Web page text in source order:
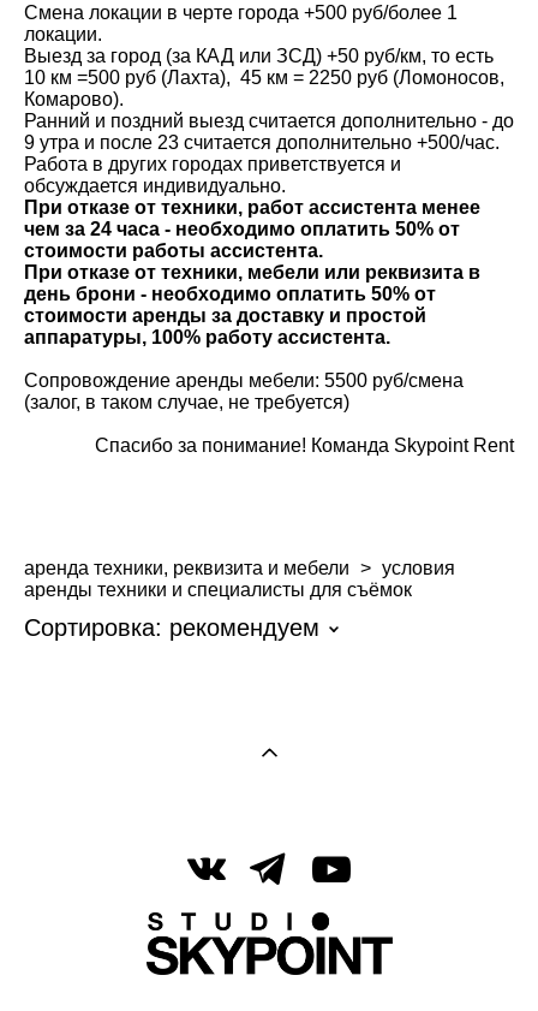
Смена локации в черте города +500 руб/более 1
локации.
Выезд за город (за КАД или ЗСД) +50 руб/км, то есть
10 км =500 руб (Лахта), 45 км = 2250 руб (Ломоносов,
Комарово).
Ранний и поздний выезд считается дополнительно - до
9 утра и после 23 считается дополнительно +500/час.
Работа в других городах приветствуется и
обсуждается индивидуально.
При отказе от техники, работ ассистента менее
чем за 24 часа - необходимо оплатить 50% от
стоимости работы ассистента.
При отказе от техники, мебели или реквизита в
день брони - необходимо оплатить 50% от
стоимости аренды за доставку и простой
аппаратуры, 100% работу ассистента.
Сопровождение аренды мебели: 5500 руб/смена
(залог, в таком случае, не требуется)
Спасибо за понимание! Команда Skypoint Rent
аренда техники, реквизита и мебели > условия
аренды техники и специалисты для съёмок
Сортировка: рекомендуем